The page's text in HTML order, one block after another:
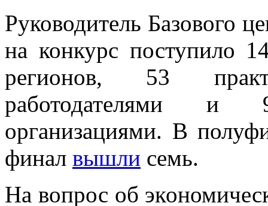
Руководитель Базового
на конкурс поступило
регионов, 53
работодателями и
организациями. В
финал вышли семь.
На вопрос об